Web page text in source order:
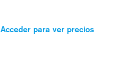
Acceder para ver precios